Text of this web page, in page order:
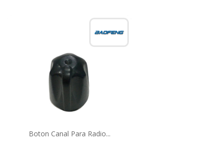
Boton Canal Para Radio...